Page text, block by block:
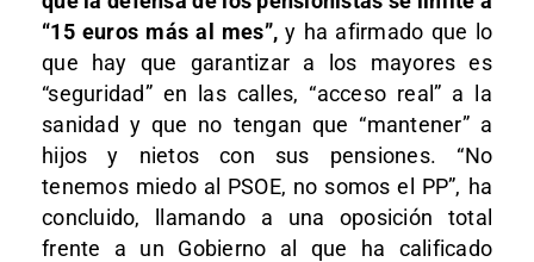
“15 euros más al mes”, y ha afirmado que lo
que hay que garantizar a los mayores es
“seguridad” en las calles, “acceso real” a la
sanidad y que no tengan que “mantener” a
hijos y nietos con sus pensiones. “No
tenemos miedo al PSOE, no somos el PP”, ha
concluido, llamando a una oposición total
frente a un Gobierno al que ha calificado